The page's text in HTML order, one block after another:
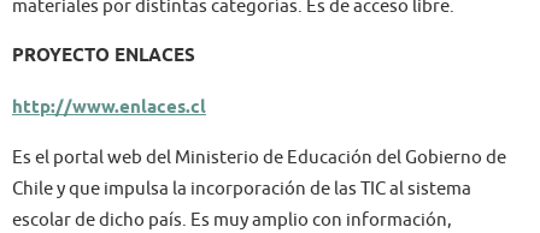
materiales por distintas categorías. Es de acceso libre.
PROYECTO ENLACES
http://www.enlaces.cl
Es el portal web del Ministerio de Educación del Gobierno de
Chile y que impulsa la incorporación de las TIC al sistema
escolar de dicho país. Es muy amplio con información,